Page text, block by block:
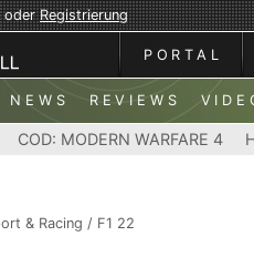
oderRegistrierung
PORTAL
NEWS REVIEWS
COD: MODERN WARFARE 4
& Racing / F1 22